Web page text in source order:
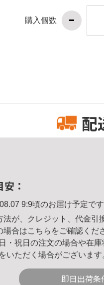
購入個数
配
：
9:9頃のお届け予定です
法が、クレジット、代金引
場合はこちら をご確認くだ
・祝日の注文の場合や在
いただく場合がございます
即日出荷条